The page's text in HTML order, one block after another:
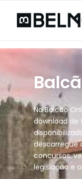
No Balcão
download
descarregue
concursos,
legislação e